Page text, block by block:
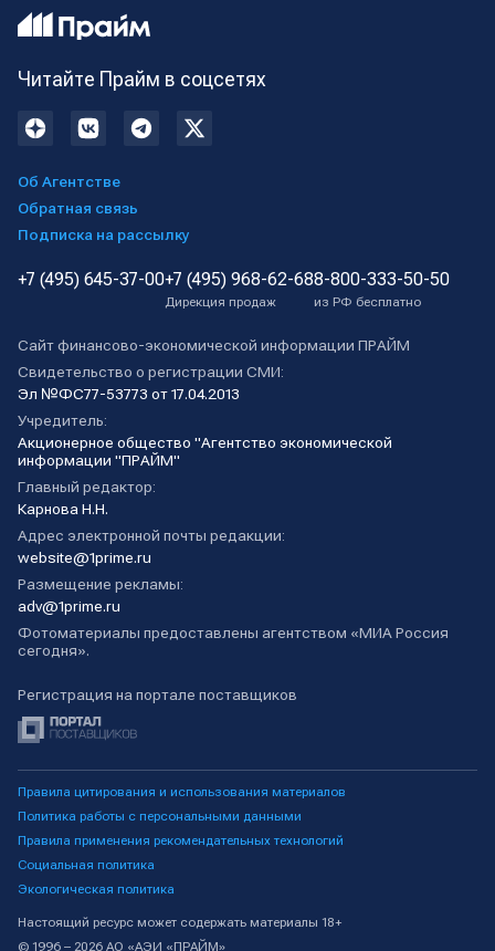
Читайте Прайм в соцсетях
Об Агентстве
Обратная связь
Подписка на рассылку
+7 (495) 645-37-00+7 (495) 968-62-68
Дирекция продаж
8-800-333-50-50
из РФ бесплатно
Сайт финансово-экономической информации ПРАЙМ
Свидетельство о регистрации СМИ:
Эл №ФС77-53773 от 17.04.2013
Учредитель:
Акционерное общество "Агентство экономической
информации "ПРАЙМ"
Главный редактор:
Карнова Н.Н.
Адрес электронной почты редакции:
website@1prime.ru
Размещение рекламы:
adv@1prime.ru
Фотоматериалы предоставлены агентством «МИА Россия
сегодня».
Регистрация на портале поставщиков
Правила цитирования и использования материалов
Политика работы с персональными данными
Правила применения рекомендательных технологий
Социальная политика
Экологическая политика
Настоящий ресурс может содержать материалы 18+
© 1996 – 2026 АО «АЭИ «ПРАЙМ»